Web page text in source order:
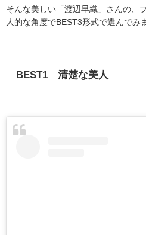
そんな美しい「渡辺早織」さんの、
人的な角度でBEST3形式で選んでみ
BEST1 清楚な美人